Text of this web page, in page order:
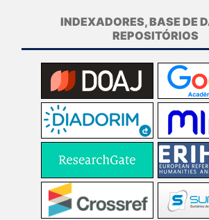
INDEXADORES, BASE DE
REPOSITÓRIOS